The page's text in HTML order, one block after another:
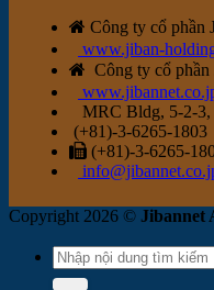
Công ty cổ
www.jiban-
Công ty cổ
MRC Bldg, 5-2-
(+81)-3-6265-1803
(+81)-3-6265-
Copyright 2026 © Jibannet